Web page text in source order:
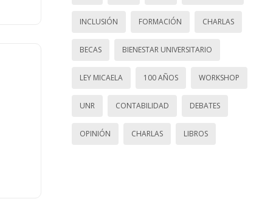
INCLUSIÓN FORMACIÓN CHARLAS
BECAS BIENESTAR UNIVERSITARIO
LEY MICAELA 100 AÑOS WORKSHOP
UNR CONTABILIDAD DEBATES
OPINIÓN CHARLAS LIBROS